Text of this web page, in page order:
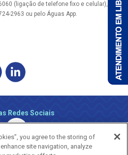
(ligação de telefone fixo e celular), via
2963 ou pelo Águas App.
Redes Sociais
you agree to the storing of
site navigation, analyze